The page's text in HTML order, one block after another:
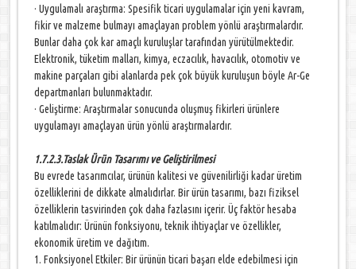
· Uygulamalı araştırma: Spesifik ticari uygulamalar için yeni kavram,
fikir ve malzeme bulmayı amaçlayan problem yönlü araştırmalardır.
Bunlar daha çok kar amaçlı kuruluşlar tarafından yürütülmektedir.
Elektronik, tüketim malları, kimya, eczacılık, havacılık, otomotiv ve
makine parçaları gibi alanlarda pek çok büyük kuruluşun böyle Ar-Ge
departmanları bulunmaktadır.
· Geliştirme: Araştırmalar sonucunda oluşmuş fikirleri ürünlere
uygulamayı amaçlayan ürün yönlü araştırmalardır.
1.7.2.3.Taslak Ürün Tasarımı ve Geliştirilmesi
Bu evrede tasarımcılar, ürünün kalitesi ve güvenilirliği kadar üretim
özelliklerini de dikkate almalıdırlar. Bir ürün tasarımı, bazı fiziksel
özelliklerin tasvirinden çok daha fazlasını içerir. Üç faktör hesaba
katılmalıdır: Ürünün fonksiyonu, teknik ihtiyaçlar ve özellikler,
ekonomik üretim ve dağıtım.
1. Fonksiyonel Etkiler: Bir ürünün ticari başarı elde edebilmesi için